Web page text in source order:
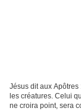
Jésus dit aux Apôtres
les créatures. Celui
ne croira point, sera